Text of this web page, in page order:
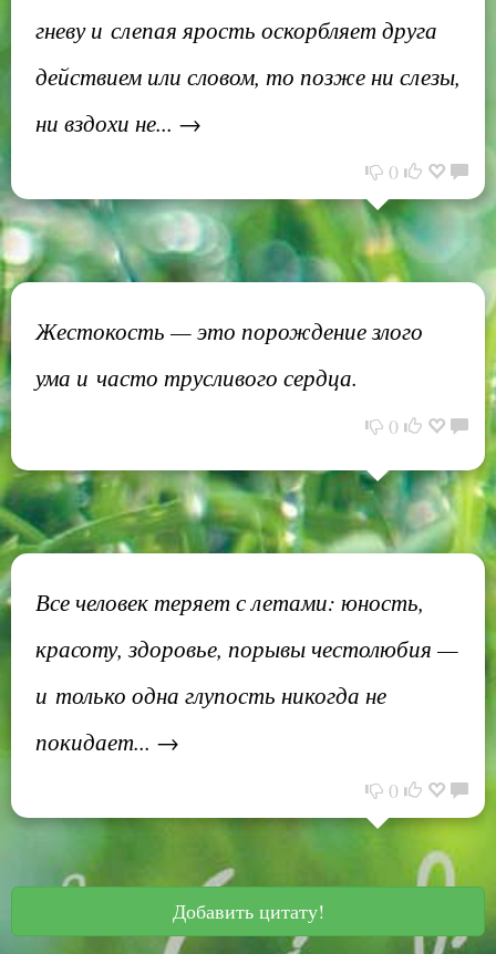
гневу и слепая ярость оскорбляет друга
действием или словом, то позже ни слезы,
ни вздохи не... →
0
Жестокость — это порождение злого
ума и часто трусливого сердца.
0
Все человек теряет с летами: юность,
красоту, здоровье, порывы честолюбия —
и только одна глупость никогда не
покидает... →
0
Добавить цитату!